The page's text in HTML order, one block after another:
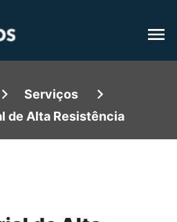
Serviços
de Alta Resistência